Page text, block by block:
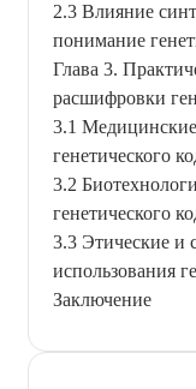
2.3 Влияние
понимание
Глава 3.
расшифровки
3.1
генетического
3.2
генетического
3.3 Этические и
использования
Заключение